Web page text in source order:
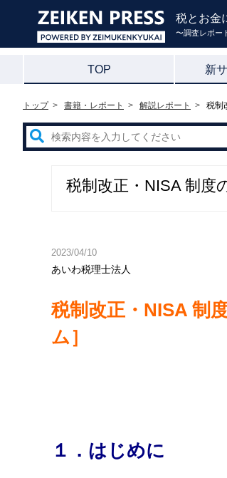
税とお金
〜調査レポー
TOP 新
トップ 書籍・レポート 解説レポート 税制
税制改正・NISA 制度
2023/04/10
あいわ税理士法人
税制改正・NISA 制
ム］
１．はじめに